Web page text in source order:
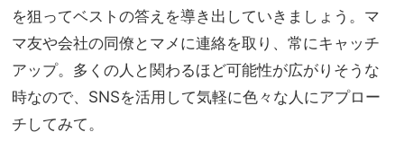
を狙ってベストの答えを導き出していきましょう。マ
マ友や会社の同僚とマメに連絡を取り、常にキャッチ
アップ。多くの人と関わるほど可能性が広がりそうな
時なので、SNSを活用して気軽に色々な人にアプロー
チしてみて。